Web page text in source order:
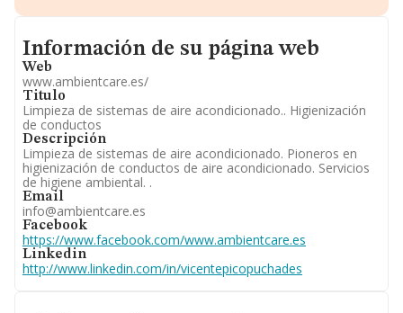
Información oficial y registral complementaria.
Informacion de su página web
Información de su página web
Web
www.ambientcare.es/
Titulo
Limpieza de sistemas de aire acondicionado.. Higienización
de conductos
Descripción
Limpieza de sistemas de aire acondicionado. Pioneros en
higienización de conductos de aire acondicionado. Servicios
de higiene ambiental. .
Email
info@ambientcare.es
Facebook
https://www.facebook.com/www.ambientcare.es
Linkedin
http://www.linkedin.com/in/vicentepicopuchades